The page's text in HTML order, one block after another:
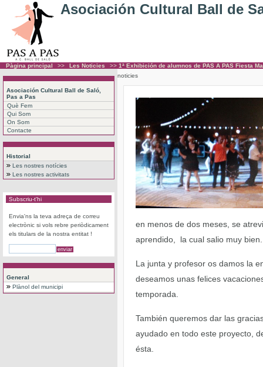
Asociación Cultural Ball de
Pàgina principal >> Les Noticies >> 1ª Exhibición de alumnos de PAS A PAS Fiesta
Asociación Cultural Ball de Saló,
Pas a Pas
Què Fem
Qui Som
On Som
Contacte
Historial
Les nostres notícies
Les nostres activitats
Subscriu-t'hi
Envia'ns la teva adreça de correu
electrònic si vols rebre periòdicament
els titulars de la nostra entitat !
General
Plànol del municipi
noticies
en menos de dos meses, se
aprendido, la cual salio muy bien.
La junta y profesor os damos la
deseamos unas felices
temporada.
También queremos dar las
ayudado en todo este proyecto,
ésta.